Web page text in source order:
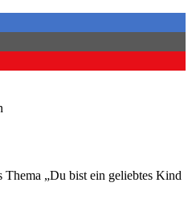
„Du bist ein geliebtes Kind